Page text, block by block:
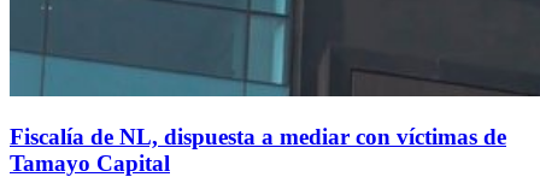
Fiscalía de NL, dispuesta a mediar con víctimas de
Tamayo Capital